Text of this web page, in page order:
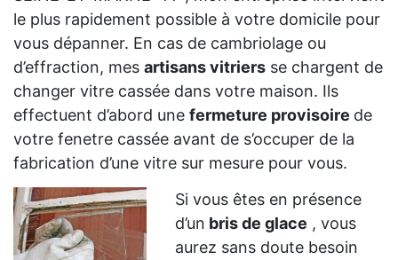
le plus rapidement possible à votre domicile pour
vous dépanner. En cas de cambriolage ou
d’effraction, mes artisans vitriers se chargent de
changer vitre cassée dans votre maison. Ils
effectuent d’abord une fermeture provisoire de
votre fenetre cassée avant de s’occuper de la
fabrication d’une vitre sur mesure pour vous.
Si vous êtes en présence
d’un bris de glace , vous
aurez sans doute besoin